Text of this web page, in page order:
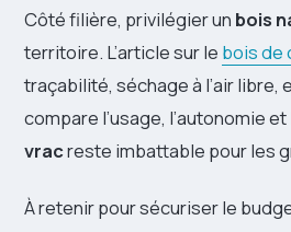
Côté filière, privilégier un bois
territoire. L’article sur le bois de
traçabilité, séchage à l’air
compare l’usage, l’autonomie
vracreste imbattable pour les
À retenir pour sécuriser le